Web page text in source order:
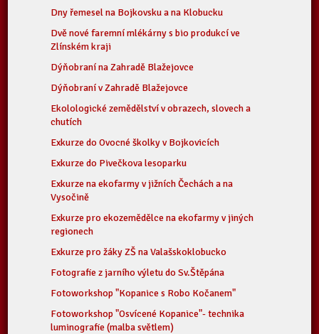
Dny řemesel na Bojkovsku a na Klobucku
Dvě nové faremní mlékárny s bio produkcí ve
Zlínském kraji
Dýňobraní na Zahradě Blažejovce
Dýňobraní v Zahradě Blažejovce
Ekolologické zemědělství v obrazech, slovech a
chutích
Exkurze do Ovocné školky v Bojkovicích
Exkurze do Pivečkova lesoparku
Exkurze na ekofarmy v jižních Čechách a na
Vysočině
Exkurze pro ekozemědělce na ekofarmy v jiných
regionech
Exkurze pro žáky ZŠ na Valašskoklobucko
Fotografie z jarního výletu do Sv.Štěpána
Fotoworkshop "Kopanice s Robo Kočanem"
Fotoworkshop "Osvícené Kopanice"- technika
luminografie (malba světlem)